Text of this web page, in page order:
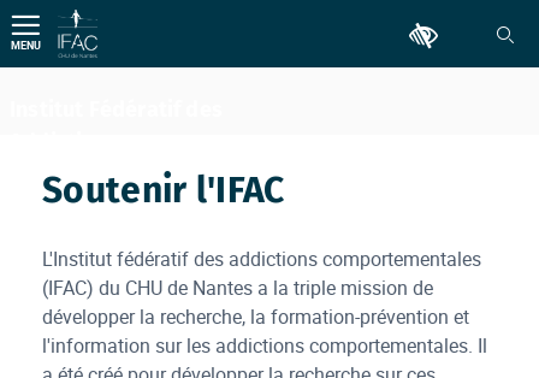
Aller
au
contenu
Comportementales
Outils
MENU
Soutenir l'IFAC
L'Institut fédératif des addictions comportementales
(IFAC) du CHU de Nantes a la triple mission de
développer la recherche, la formation-prévention et
l'information sur les addictions comportementales. Il